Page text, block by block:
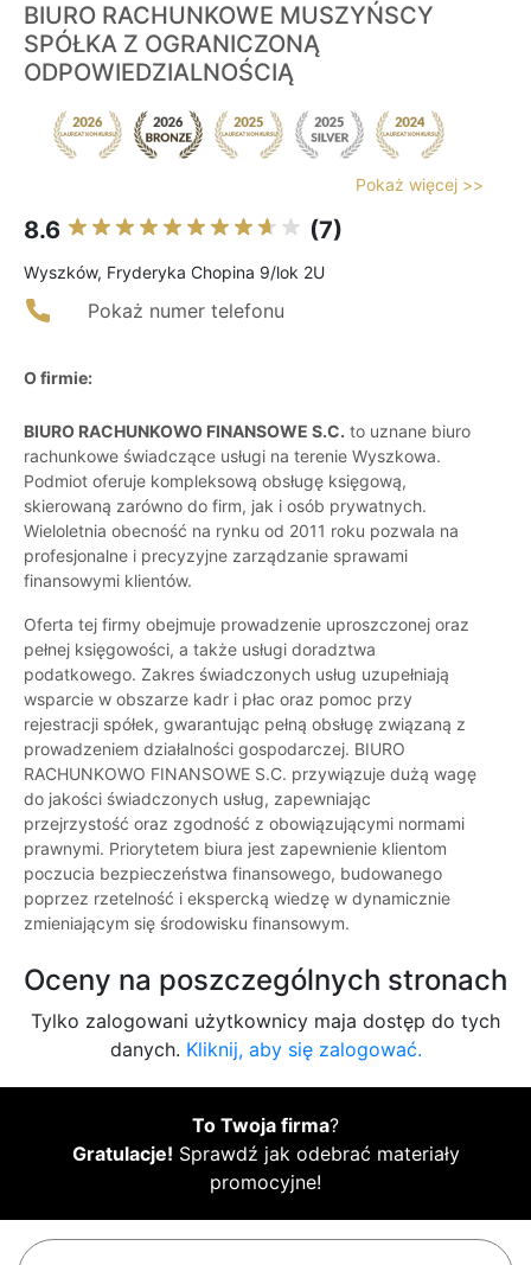
BIURO RACHUNKOWE MUSZYŃSCY
SPÓŁKA Z OGRANICZONĄ
ODPOWIEDZIALNOŚCIĄ
Pokaż więcej >>
8.6 (7)
Wyszków, Fryderyka Chopina 9/lok 2U
Pokaż numer telefonu
O firmie:
BIURO RACHUNKOWO FINANSOWE S.C. to uznane biuro
rachunkowe świadczące usługi na terenie Wyszkowa.
Podmiot oferuje kompleksową obsługę księgową,
skierowaną zarówno do firm, jak i osób prywatnych.
Wieloletnia obecność na rynku od 2011 roku pozwala na
profesjonalne i precyzyjne zarządzanie sprawami
finansowymi klientów.
Oferta tej firmy obejmuje prowadzenie uproszczonej oraz
pełnej księgowości, a także usługi doradztwa
podatkowego. Zakres świadczonych usług uzupełniają
wsparcie w obszarze kadr i płac oraz pomoc przy
rejestracji spółek, gwarantując pełną obsługę związaną z
prowadzeniem działalności gospodarczej. BIURO
RACHUNKOWO FINANSOWE S.C. przywiązuje dużą wagę
do jakości świadczonych usług, zapewniając
przejrzystość oraz zgodność z obowiązującymi normami
prawnymi. Priorytetem biura jest zapewnienie klientom
poczucia bezpieczeństwa finansowego, budowanego
poprzez rzetelność i ekspercką wiedzę w dynamicznie
zmieniającym się środowisku finansowym.
Oceny na poszczególnych stronach
Tylko zalogowani użytkownicy maja dostęp do tych
danych. Kliknij, aby się zalogować.
To Twoja firma?
Gratulacje! Sprawdź jak odebrać materiały
promocyjne!